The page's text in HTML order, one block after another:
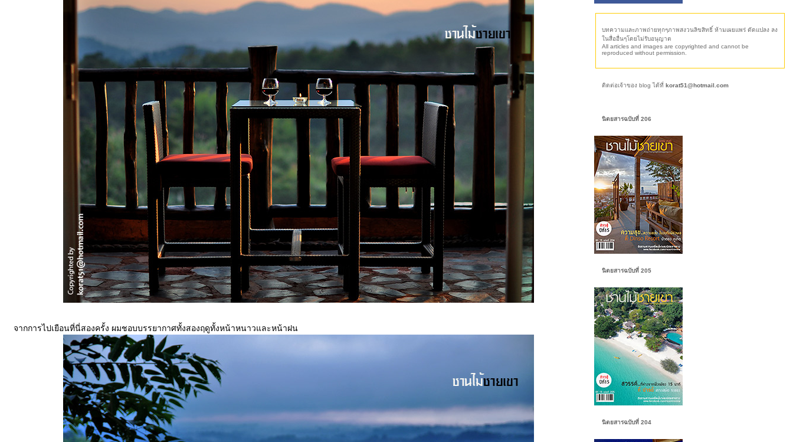
จากการไปเยือนที่นี่สองครั้ง ผมชอบบรรยากาศทั้งสองฤดูทั้งหน้าหนาวและหน้าฝน
บทความและภาพถ่ายทุกๆภาพสงวนลิขสิทธิ์ ห้ามเผยแพร่ ดัดแปลง ลง
นสื่ออื่นๆโดยไม่รับอนุญาต
All articles and images are copyrighted and cannot be
reproduced without permission.
ติดต่อเจ้าของ blog ได้ที่ korat51@hotmail.com
นิตยสารฉบับที่ 206
นิตยสารฉบับที่ 205
นิตยสารฉบับที่ 204